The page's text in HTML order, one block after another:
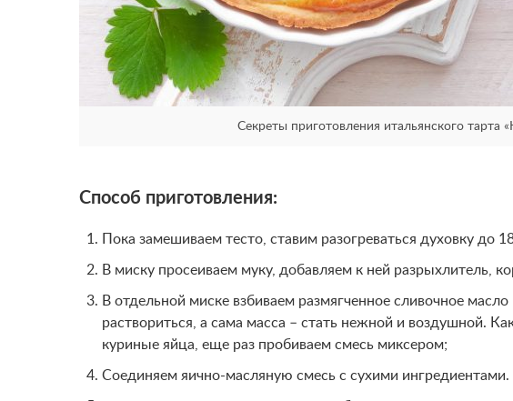
Секреты приготовления итальянского тарта
Способ приготовления:
Пока замешиваем тесто, ставим разогреваться духовку до
В миску просеиваем муку, добавляем к ней разрыхлитель,
В отдельной миске взбиваем размягченное сливочное
раствориться, а сама масса – стать нежной и воздушной.
куриные яйца, еще раз пробиваем смесь миксером;
Соединяем яично-масляную смесь с сухими